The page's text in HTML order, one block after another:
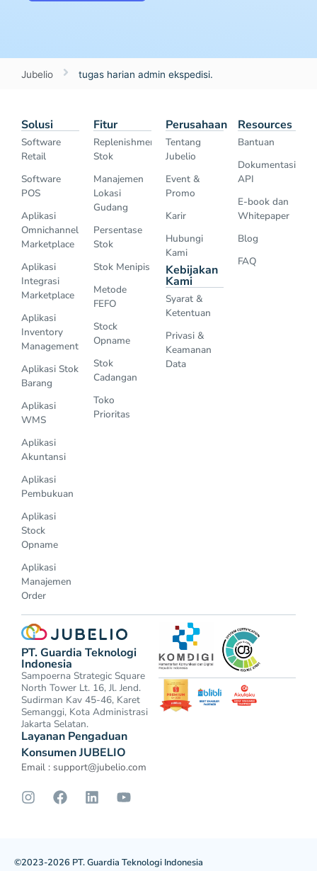
Jubelio tugas harian admin ekspedisi.
Solusi
Software
Retail
Software
POS
Aplikasi
Omnichannel
Marketplace
Aplikasi
Integrasi
Marketplace
Aplikasi
Inventory
Management
Aplikasi Stok
Barang
Aplikasi
WMS
Aplikasi
Akuntansi
Aplikasi
Pembukuan
Aplikasi
Stock
Opname
Aplikasi
Manajemen
Order
Fitur
Replenishment
Stok
Manajemen
Lokasi
Gudang
Persentase
Stok
Stok Menipis
Metode
FEFO
Stock
Opname
Stok
Cadangan
Toko
Prioritas
Perusahaan
Tentang
Jubelio
Event &
Promo
Karir
Hubungi
Kami
Kebijakan
Kami
Syarat &
Ketentuan
Privasi &
Keamanan
Data
Resources
Bantuan
Dokumentasi
API
E-book dan
Whitepaper
Blog
FAQ
PT. Guardia Teknologi
Indonesia
Sampoerna Strategic Square
North Tower Lt. 16, Jl. Jend.
Sudirman Kav 45-46, Karet
Semanggi, Kota Administrasi
Jakarta Selatan.
Layanan Pengaduan
Konsumen JUBELIO
Email : support@jubelio.com
©2023-2026 PT. Guardia Teknologi Indonesia